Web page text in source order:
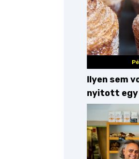
Ilyen sem
nyitott egy